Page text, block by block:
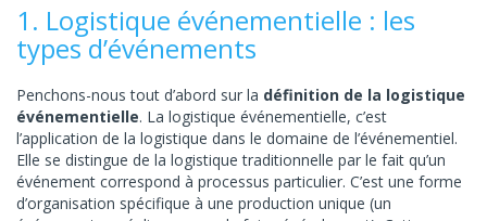
1. Logistique événementielle : les
types d’événements
Penchons-nous tout d’abord sur la définition de la logistique
événementielle. La logistique événementielle, c’est
l’application de la logistique dans le domaine de l’événementiel.
Elle se distingue de la logistique traditionnelle par le fait qu’un
événement correspond à processus particulier. C’est une forme
d’organisation spécifique à une production unique (un